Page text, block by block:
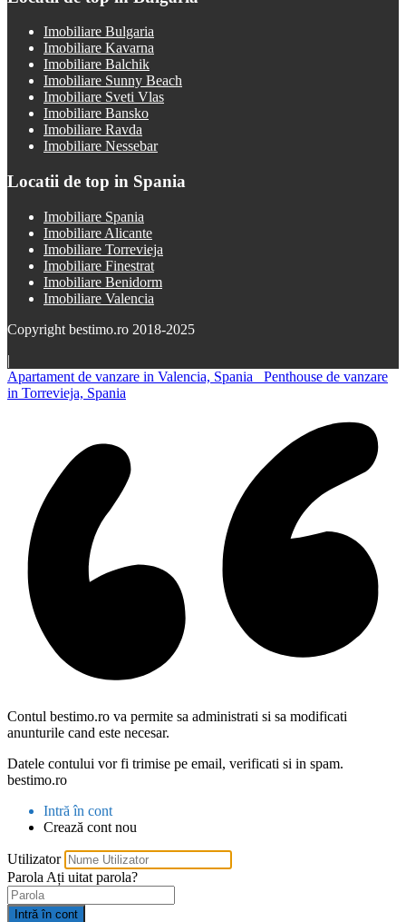
Imobiliare Bulgaria
Imobiliare Kavarna
Imobiliare Balchik
Imobiliare Sunny Beach
Imobiliare Sveti Vlas
Imobiliare Bansko
Imobiliare Ravda
Imobiliare Nessebar
Locatii de top in Spania
Imobiliare Spania
Imobiliare Alicante
Imobiliare Torrevieja
Imobiliare Finestrat
Imobiliare Benidorm
Imobiliare Valencia
Copyright bestimo.ro 2018-2025
|
Apartament de vanzare in Valencia, Spania
Penthouse de vanzare
in Torrevieja, Spania
Contul bestimo.ro va permite sa administrati si sa modificati
anunturile cand este necesar.
Datele contului vor fi trimise pe email, verificati si in spam.
bestimo.ro
Intră în cont
Crează cont nou
Utilizator
Parola Ați uitat parola?
Intră în cont